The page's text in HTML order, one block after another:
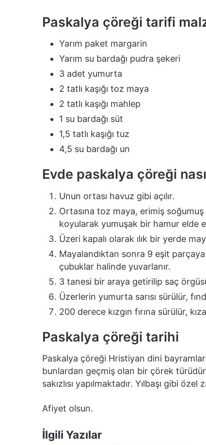
Paskalya çöreği tarifi
Yarım paket margarin
Yarım su bardağı pudra şekeri
3 adet yumurta
2 tatlı kaşığı toz maya
2 tatlı kaşığı mahlep
1 su bardağı süt
1,5 tatlı kaşığı tuz
4,5 su bardağı un
Evde paskalya çöreği
Unun ortası havuz gibi açılır.
Ortasına toz maya, erimiş
koyularak yumuşak bir hamur elde
Üzeri kapalı olarak ılık bir yerde
Mayalandıktan sonra 9 eşit
çubuklar halinde yuvarlanır.
3 tanesi bir araya getirilip saç
Üzerlerin yumurta sarısı sürülür,
200 derece kızgın fırına sürülür,
Paskalya çöreği tarihi
Paskalya çöreği Hristiyan dini
bunlardan geçmiş olan bir çörek
sakızlısı yapılmaktadır. Yılbaşı gibi
Afiyet olsun.
İlgili Yazılar